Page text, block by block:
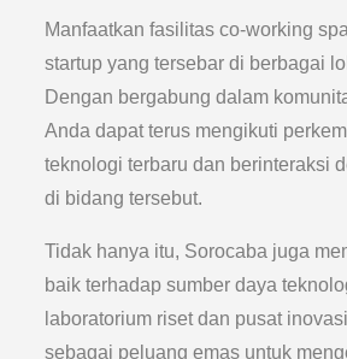
Manfaatkan fasilitas co-working
startup yang tersebar di berbagai
Dengan bergabung dalam
Anda dapat terus mengikuti
teknologi terbaru dan berinteraksi
di bidang tersebut.
Tidak hanya itu, Sorocaba juga
baik terhadap sumber daya
laboratorium riset dan pusat
sebagai peluang emas untuk